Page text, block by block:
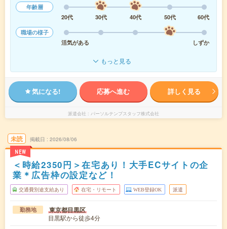
年齢層
20代
30代 40代 50代
60代
職場の様子
活気がある
しずか
もっと見る
気になる! 応募へ進む 詳しく見る
派遣会社 パーソルテンプスタッフ株式会社
未読
NEW
掲載日 2026/08/06
＜時給2350円＞在宅あり！大手ECサイトの企
業＊広告枠の設定など！
交通費別途支給あり 在宅・リモート WEB登録OK 派遣
勤務地 東京都目黒区
目黒駅から徒歩4分